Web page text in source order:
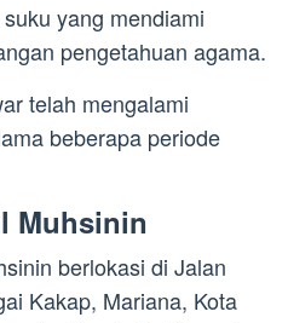
yang mendiami
pengetahuan agama.
telah mengalami
beberapa periode
Muhsinin
berlokasi di Jalan
Kakap, Mariana, Kota